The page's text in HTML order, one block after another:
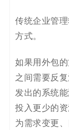
传统企业管
方式。
如果用外包
之间需要反
发出的系统
投入更少的
为需求变更